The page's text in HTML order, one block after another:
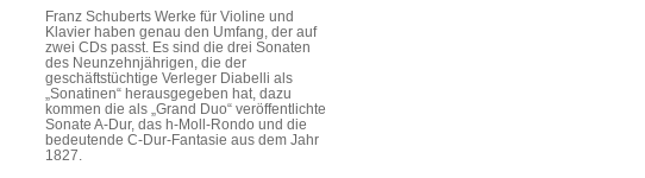
Franz Schuberts Werke für Violine und
Klavier haben genau den Umfang, der auf
zwei CDs passt. Es sind die drei Sonaten
des Neunzehnjährigen, die der
geschäftstüchtige Verleger Diabelli als
„Sonatinen“ herausgegeben hat, dazu
kommen die als „Grand Duo“ veröffentlichte
Sonate A-Dur, das h-Moll-Rondo und die
bedeutende C-Dur-Fantasie aus dem Jahr
1827.